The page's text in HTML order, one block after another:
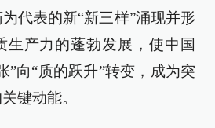
代表的新“新三样”涌现并形
生产力的蓬勃发展，使中国
”向“质的跃升”转变，成为突
键动能。